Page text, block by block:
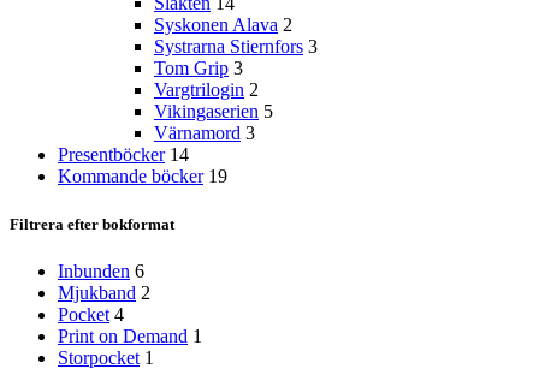
Syskonen Alava 2
Systrarna Stiernfors 3
Tom Grip 3
Vargtrilogin 2
Vikingaserien 5
Värnamord 3
Presentböcker 14
Kommande böcker 19
Filtrera efter bokformat
Inbunden 6
Mjukband 2
Pocket 4
Print on Demand 1
Storpocket 1